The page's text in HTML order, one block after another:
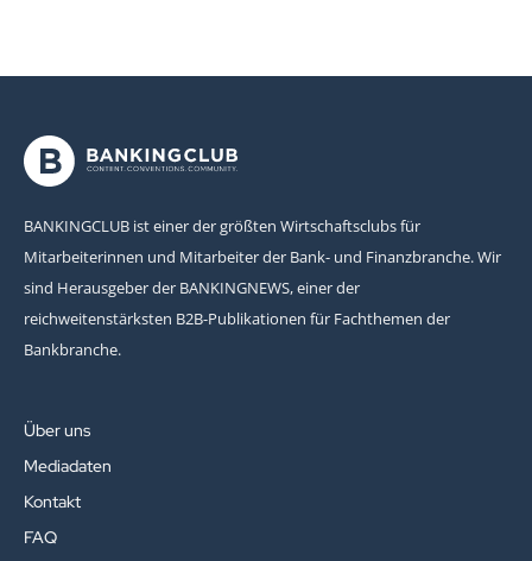
BANKINGCLUB ist einer der größten Wirtschaftsclubs für
Mitarbeiterinnen und Mitarbeiter der Bank- und Finanzbranche. Wir
sind Herausgeber der BANKINGNEWS, einer der
reichweitenstärksten B2B-Publikationen für Fachthemen der
Bankbranche.
Über uns
Mediadaten
Kontakt
FAQ